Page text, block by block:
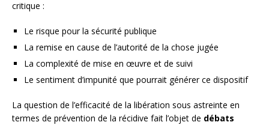
critique :
Le risque pour la sécurité publique
La remise en cause de l’autorité de la chose jugée
La complexité de mise en œuvre et de suivi
Le sentiment d’impunité que pourrait générer ce dispositif
La question de l’efficacité de la libération sous astreinte en
termes de prévention de la récidive fait l’objet de débats